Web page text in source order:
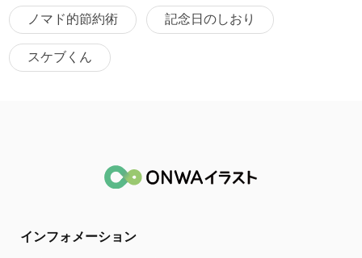
ノマド的節約術 記念日のしおり
スケブくん
インフォメーション